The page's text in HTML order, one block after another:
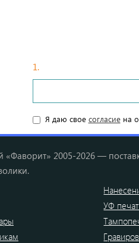
1.Введите ваши данные
Я даю свое согласиена
«Фаворит» 2005-2026 —
УФ